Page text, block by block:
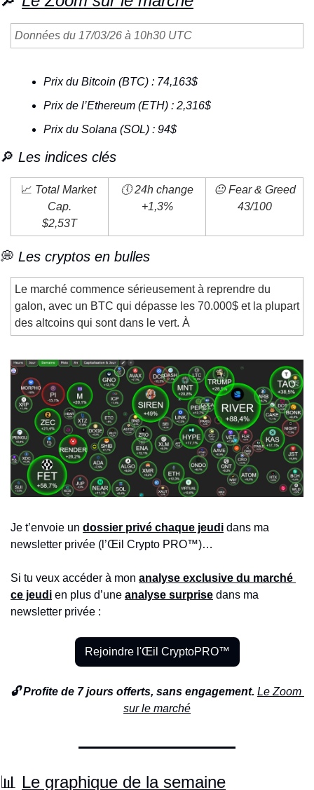
Données du 17/03/26 à 10h30 UTC
Prix du Bitcoin (BTC) : 74,163$
Prix de l’Ethereum (ETH) : 2,316$
Prix du Solana (SOL) : 94$
🔎 Les indices clés
📈 Total Market
Cap.
$2,53T
🕔 24h change
+1,3%
😐 Fear & Greed
43/100
💭 Les cryptos en bulles
Le marché commence sérieusement à reprendre du
galon, avec un BTC qui dépasse les 70.000$ et la plupart
des altcoins qui sont dans le vert. À
Je t’envoie un dossier privé chaque jeudi dans ma
newsletter privée (l’Œil Crypto PRO™)…
Si tu veux accéder à mon analyse exclusive du marché
ce jeudi en plus d’une analyse surprise dans ma
newsletter privée :
Rejoindre l'Œil CryptoPRO™
🔓 Profite de 7 jours offerts, sans engagement. Le Zoom
sur le marché
📊 Le graphique de la semaine